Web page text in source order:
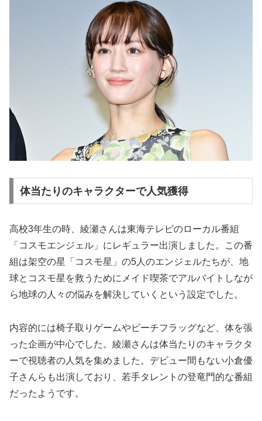
体当たりのキャラクターで人気獲得
高校3年生の時、綾瀬さんは東海テレビのローカル番組
「コスモエンジェル」にレギュラー出演しました。この番
組は架空の星「コスモ星」の5人のエンジェルたちが、地
球とコスモ星を救うためにメイド喫茶でアルバイトしなが
ら地球の人々の悩みを解決していくという設定でした。
内容的には椅子取りゲームやビーチフラッグなど、体を張
った企画が中心でした。綾瀬さんは体当たりのキャラクタ
ーで視聴者の人気を集めました。デビュー間もない小倉優
子さんらも出演しており、若手タレントの登竜門的な番組
だったようです。